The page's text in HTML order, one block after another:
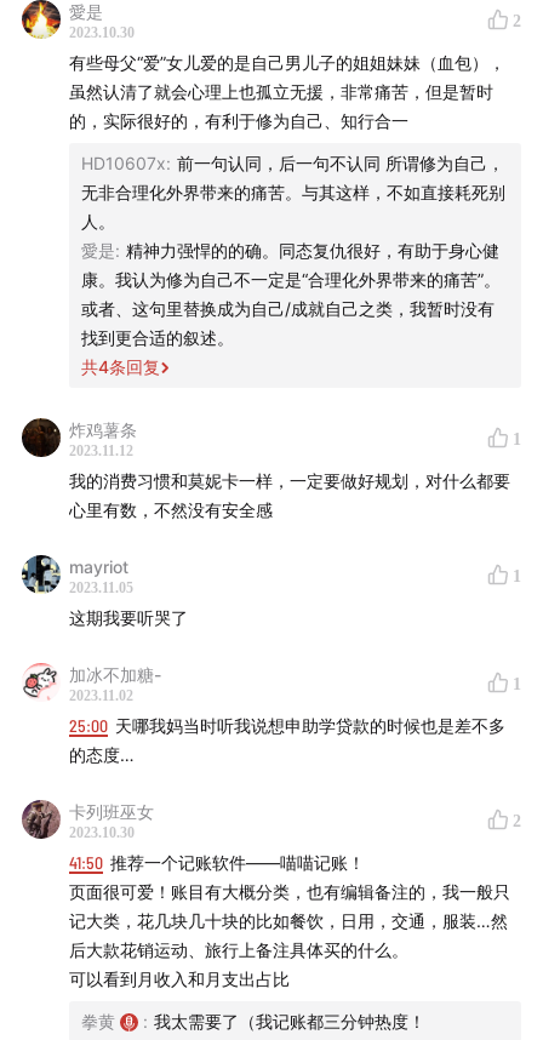
愛是
2023.10.30
2
有些母父“爱”女儿爱的是自己男儿子的姐姐妹妹（血包），
虽然认清了就会心理上也孤立无援，非常痛苦，但是暂时
的，实际很好的，有利于修为自己、知行合一
HD10607x: 前一句认同，后一句不认同 所谓修为自己，
无非合理化外界带来的痛苦。与其这样，不如直接耗死别
人。
愛是: 精神力强悍的的确。同态复仇很好，有助于身心健
康。我认为修为自己不一定是“合理化外界带来的痛苦”。
或者、这句里替换成为自己/成就自己之类，我暂时没有
找到更合适的叙述。
共4条回复
炸鸡薯条
2023.11.12
1
我的消费习惯和莫妮卡一样，一定要做好规划，对什么都要
心里有数，不然没有安全感
mayriot
2023.11.05
1
这期我要听哭了
加冰不加糖-
2023.11.02
1
25:00
的态度…
卡列班巫女
2023.10.30
2
41:50 推荐一个记账软件——喵喵记账！
页面很可爱！账目有大概分类，也有编辑备注的，我一般只
记大类，花几块几十块的比如餐饮，日用，交通，服装…然
后大款花销运动、旅行上备注具体买的什么。
可以看到月收入和月支出占比
拳黄 : 我太需要了（我记账都三分钟热度！